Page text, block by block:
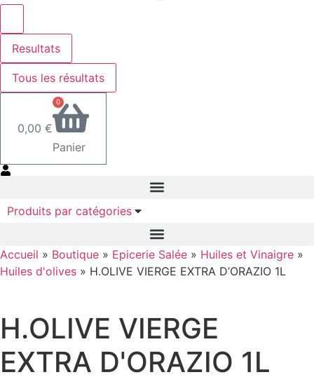
Resultats
Tous les résultats
0,00 €
0
Panier
Produits par catégories
Accueil » Boutique » Epicerie Salée » Huiles et Vinaigre »
Huiles d'olives » H.OLIVE VIERGE EXTRA D’ORAZIO 1L
H.OLIVE VIERGE
EXTRA D'ORAZIO 1L